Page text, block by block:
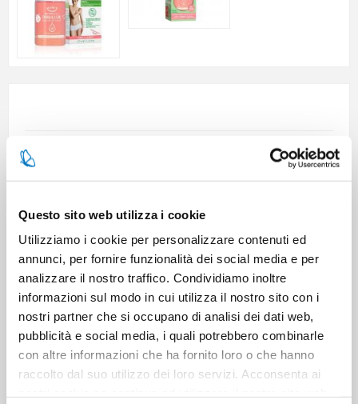
Questo sito web utilizza i cookie
Utilizziamo i cookie per personalizzare contenuti ed
annunci, per fornire funzionalità dei social media e per
analizzare il nostro traffico. Condividiamo inoltre
informazioni sul modo in cui utilizza il nostro sito con i
nostri partner che si occupano di analisi dei dati web,
pubblicità e social media, i quali potrebbero combinarle
con altre informazioni che ha fornito loro o che hanno
raccolto dal suo utilizzo dei loro servizi. Acconsenta ai
Brand:
SKU: 700240
EAN: 8000137011919
Out of stock